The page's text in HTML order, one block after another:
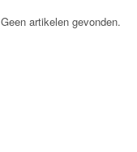
Geen artikelen gevonden.